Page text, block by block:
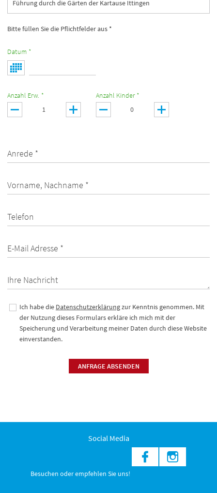
Führung durch die Gärten der Kartause Ittingen
Bitte füllen Sie die Pflichtfelder aus *
Datum *
Anzahl Erw. * Anzahl Kinder *
Anrede *
Vorname, Nachname *
Telefon
E-Mail Adresse *
Ihre Nachricht
Ich habe die Datenschutzerklärungzur Kenntnis genommen. Mit
der Nutzung dieses Formulars erkläre ich mich mit der
Speicherung und Verarbeitung meiner Daten durch diese Website
einverstanden.
ANFRAGE ABSENDEN
Social Media
Besuchen oder empfehlen Sie uns!